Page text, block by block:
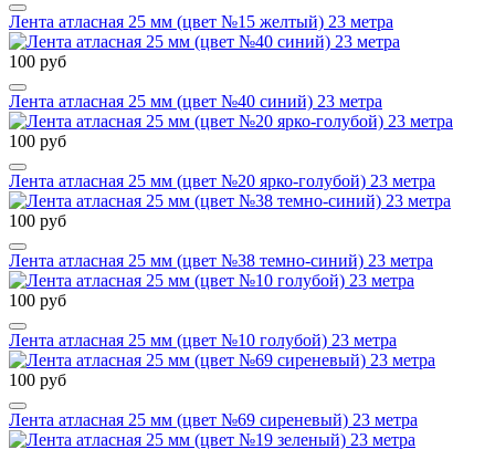
Лента атласная 25 мм (цвет №15 желтый) 23 метра
100 руб
Лента атласная 25 мм (цвет №40 синий) 23 метра
100 руб
Лента атласная 25 мм (цвет №20 ярко-голубой) 23 метра
100 руб
Лента атласная 25 мм (цвет №38 темно-синий) 23 метра
100 руб
Лента атласная 25 мм (цвет №10 голубой) 23 метра
100 руб
Лента атласная 25 мм (цвет №69 сиреневый) 23 метра